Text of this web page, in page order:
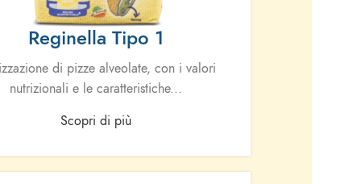
Reginella Tipo 1
di pizze alveolate, con i valori
nutrizionali e le caratteristiche...
Scopri di più